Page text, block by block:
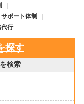
サポート体制
行
探す
検索